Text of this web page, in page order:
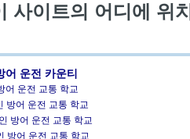
사이트의 어디에 위
어 운전 카운티
어 운전 교통 학교
방어 운전 교통 학교
방어 운전 교통 학교
방어 운전 교통 학교